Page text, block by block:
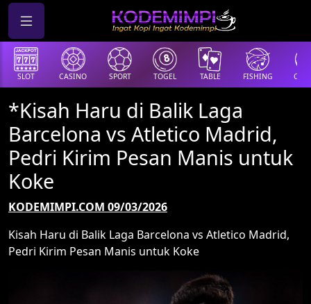
SLOT CASINO SPORT TOGEL TABLE FISHING
*Kisah Haru di Balik Laga
Barcelona vs Atletico Madrid,
Pedri Kirim Pesan Manis untuk
Koke
KODEMIMPI.COM 09/03/2026
Kisah Haru di Balik Laga Barcelona vs Atletico Madrid,
Pedri Kirim Pesan Manis untuk Koke